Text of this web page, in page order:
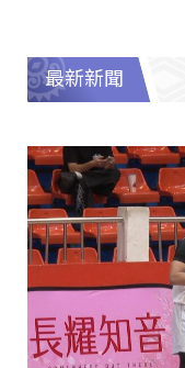
最新新聞